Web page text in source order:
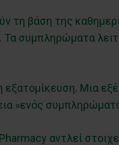
τη βάση της
συμπληρώματα
εξατομίκευση. Μια
»ενός
αντλεί